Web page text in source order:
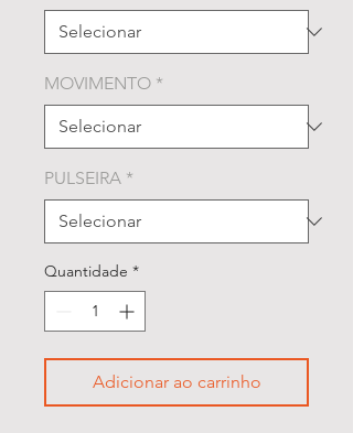
MOVIMENTO *
PULSEIRA *
Quantidade *
Adicionar ao carrinho